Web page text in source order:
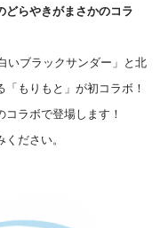
どらやきがまさかのコラ
いブラックサンダー」と北
もりもと」が初コラボ！
ラボで登場します！
ださい。